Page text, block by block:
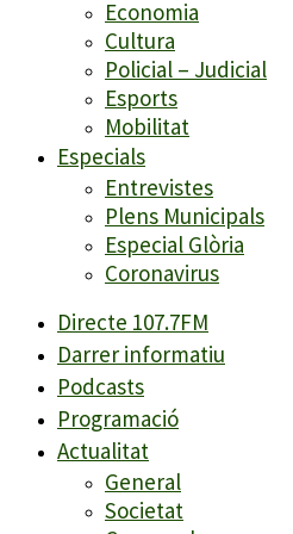
Economia
Cultura
Policial – Judicial
Esports
Mobilitat
Especials
Entrevistes
Plens Municipals
Especial Glòria
Coronavirus
Directe 107.7FM
Darrer informatiu
Podcasts
Programació
Actualitat
General
Societat